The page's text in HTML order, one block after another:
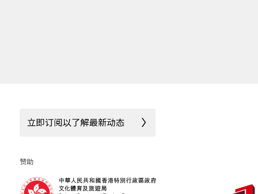
立即订阅以了解最新动态
赞助